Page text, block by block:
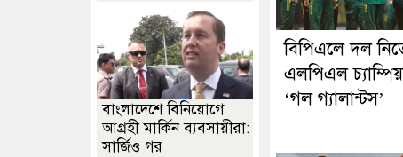
বিপিএলে দল
এলপিএল
‘গল গ্যালান্টস’
বাংলাদেশে বিনিয়োগে
আগ্রহী মার্কিন ব্যবসায়ীরা:
সার্জিও গর